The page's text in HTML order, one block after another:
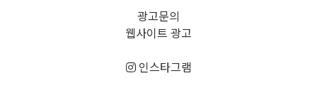
광고문의
웹사이트 광고
인스타그램